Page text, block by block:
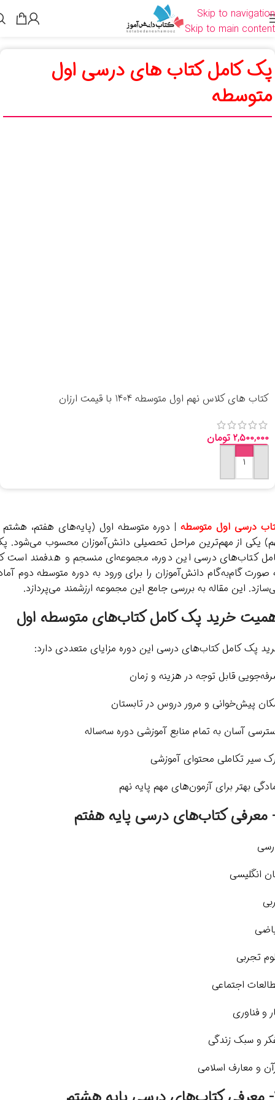
Skip to navigation
Skip to main content
پک کامل کتاب های درسی اول
متوسطه
کتاب های کلاس نهم اول متوسطه 1404 با قیمت ارزان
۲,۵۰۰,۰۰۰ تومان
افزودن به سبد خرید
درسی اول متوسطه| دوره متوسطه اول (پایه‌های هفتم،
یکی از مهم‌ترین مراحل تحصیلی دانش‌آموزان محسوب می‌شود.
کتاب‌های درسی این دوره، مجموعه‌ای منسجم و هدفمند است
صورت گام‌به‌گام دانش‌آموزان را برای ورود به دوره متوسطه دوم
این مقاله به بررسی جامع این مجموعه ارزشمند می‌پردازد.
خرید پک کامل کتاب‌های متوسطه اول
پک کامل کتاب‌های درسی این دوره مزایای متعددی دارد:
قابل توجه در هزینه و زمان
پیش‌خوانی و مرور دروس در تابستان
آسان به تمام منابع آموزشی دوره سه‌ساله
سیر تکاملی محتوای آموزشی
بهتر برای آزمون‌های مهم پایه نهم
انگلیسی
تجربی
اجتماعی
و فناوری
و سبک زندگی
و معارف اسلامی